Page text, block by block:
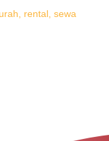
rental sewa